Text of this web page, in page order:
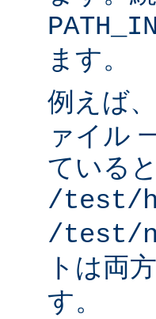
ます。
例えば、
ァイル
ている
/test/
/test/
トは両
す。